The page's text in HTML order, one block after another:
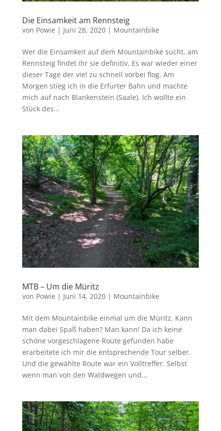
Die Einsamkeit am Rennsteig
von Powie | Juni 28, 2020| Mountainbike
Wer die Einsamkeit auf dem Mountainbike sucht, am
Rennsteig findet ihr sie definitiv. Es war wieder einer
dieser Tage der viel zu schnell vorbei flog. Am
Morgen stieg ich in die Erfurter Bahn und machte
mich auf nach Blankenstein (Saale). Ich wollte ein
Stück des...
MTB – Um die Müritz
von Powie | Juni 14, 2020| Mountainbike
Mit dem Mountainbike einmal um die Müritz. Kann
man dabei Spaß haben? Man kann! Da ich keine
schöne vorgeschlagene Route gefunden habe
erarbeitete ich mir die entsprechende Tour selber.
Und die gewählte Route war ein Volltreffer. Selbst
wenn man von den Waldwegen und...